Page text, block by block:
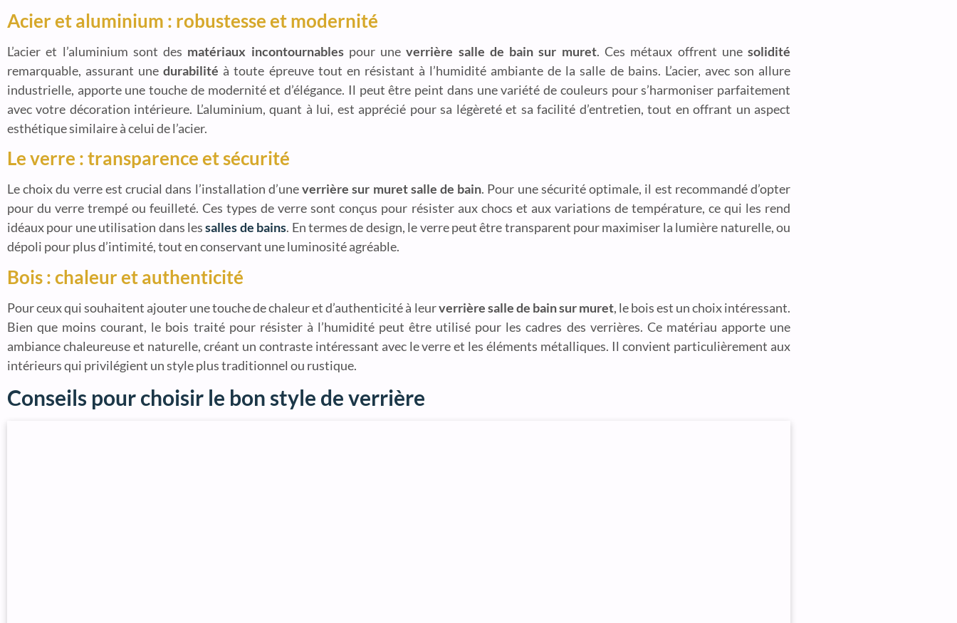
Acier et aluminium : robustesse et modernité
L’acier et l’aluminium sont des matériaux incontournablespour uneverrière salle de bain sur muret. Ces métaux offrent unesolidité
remarquable, assurant unedurabilité à toute épreuve tout en résistant à l’humidité ambiante de la salle de bains. L’acier, avec son allure
industrielle, apporte une touche de modernité et d’élégance. Il peut être peint dans une variété de couleurs pour s’harmoniser parfaitement
avec votre décoration intérieure. L’aluminium, quant à lui, est apprécié pour sa légèreté et sa facilité d’entretien, tout en offrant un aspect
esthétique similaire à celui de l’acier.
Le verre : transparence et sécurité
Le choix du verre est crucial dans l’installation d’uneverrière sur muret salle de bain. Pour une sécurité optimale, il est recommandé d’opter
pour du verre trempé ou feuilleté. Ces types de verre sont conçus pour résister aux chocs et aux variations de température, ce qui les rend
idéaux pour une utilisation dans lessalles de bains. En termes de design, le verre peut être transparent pour maximiser la lumière naturelle, ou
dépoli pour plus d’intimité, tout en conservant une luminosité agréable.
Bois : chaleur et authenticité
Pour ceux qui souhaitent ajouter une touche de chaleur et d’authenticité à leurverrière salle de bain sur muret, le bois est un choix intéressant.
Bien que moins courant, le bois traité pour résister à l’humidité peut être utilisé pour les cadres des verrières. Ce matériau apporte une
ambiance chaleureuse et naturelle, créant un contraste intéressant avec le verre et les éléments métalliques. Il convient particulièrement aux
intérieurs qui privilégient un style plus traditionnel ou rustique.
Conseils pour choisir le bon style de verrière